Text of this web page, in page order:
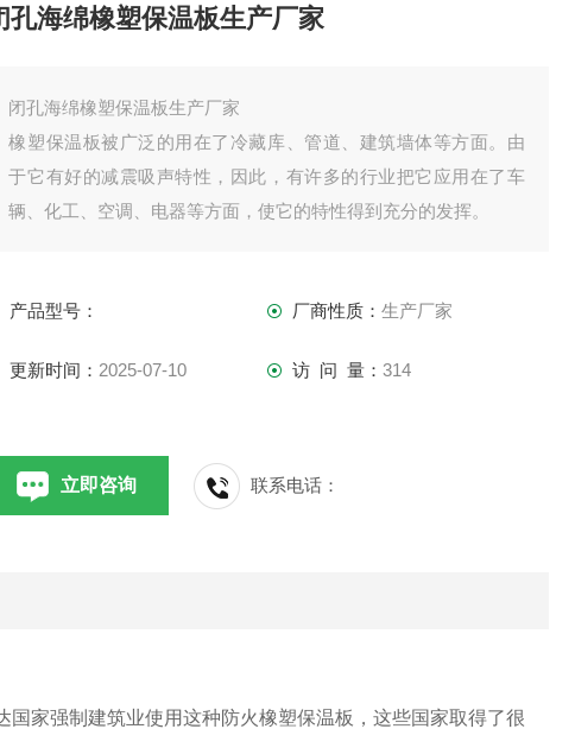
孔海绵橡塑保温板生产厂家
闭孔海绵橡塑保温板生产厂家
橡塑保温板被广泛的用在了冷藏库、管道、建筑墙体等方面。由
于它有好的减震吸声特性，因此，有许多的行业把它应用在了车
辆、化工、空调、电器等方面，使它的特性得到充分的发挥。
产品型号： 厂商性质： 生产厂家
更新时间： 2025-07-10 访 问 量： 314
立即咨询 联系电话：
家强制建筑业使用这种防火橡塑保温板，这些国家取得了很